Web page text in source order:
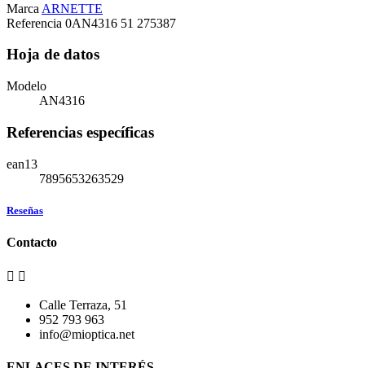
Marca ARNETTE
Referencia 0AN4316 51 275387
Hoja de datos
Modelo
AN4316
Referencias específicas
ean13
7895653263529
Reseñas
Contacto
 
Calle Terraza, 51
952 793 963
info@mioptica.net